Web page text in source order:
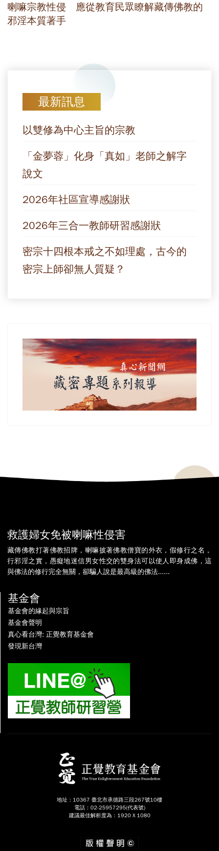
喇嘛宗教性侵 應從教育民眾瞭解藏傳佛教的
邪淫本質著手
最新訊息
以雙修為中心主旨的宗教
「金夢蓉」化身「真如」老師之解字
說文
2026年社區宣導感謝狀
2026年三合一教師研習感謝狀
密宗十四根本戒之不如理處，古今的
密宗上師卻無人質疑？
救護婦女免被喇嘛性侵害
藏傳佛教打著佛教招牌，喇嘛披著佛教僧寶的外衣，假修行之名，
行邪淫之實，愚癡地迷信男女性交的雙身法可以使人即身成佛，這
與佛法的修行完全無關，卻騙人說是最高級的佛法......
基金會
基金會的緣起與宗旨
基金會聲明
真心看台灣: 正覺教育基金會
發現新台灣
地址：10367 臺北市承德路三段267號10樓
電話：02-25957295(代表號)
建議最佳解析度為：1920 X 1080